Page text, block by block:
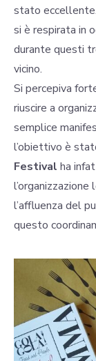
stato
si è respirata in
durante questi
vicino.
Si percepiva
riuscire a
semplice
l’obiettivo è
Festival ha
l’affluenza del
questo